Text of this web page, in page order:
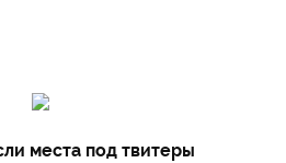
места под твитеры